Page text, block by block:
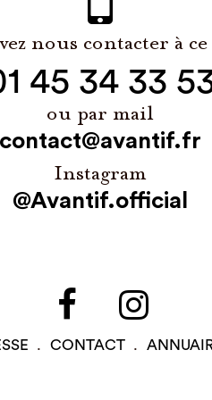
nous contacter à
45 34 33
ou par mail
contact@avantif.fr
Instagram
@Avantif.official
CONTACT